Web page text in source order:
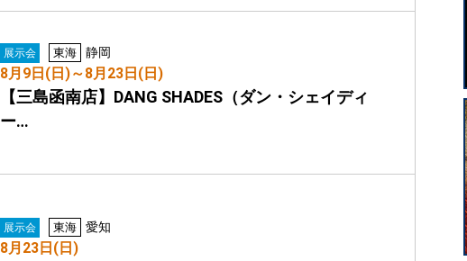
展示会 東海 静岡
8月9日(日)～8月23日(日)
【三島函南店】DANG SHADES（ダン・シェイディ
ー…
展示会 東海 愛知
8月23日(日)